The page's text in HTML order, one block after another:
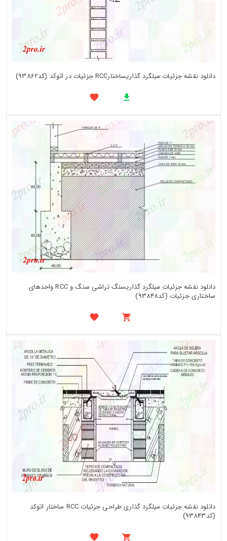
دانلود نقشه جزئیات میلگرد گذاریساختارRCC جزئیات در اتوکد (کد93862)
دانلود نقشه جزئیات میلگرد گذاریسنگ تراشی سنگ و RCC واحدهای
ساختاری جزئیات (کد93848)
دانلود نقشه جزئیات میلگرد گذاری طراحی جزئیات RCC ساختار اتوکد
(کد93843)